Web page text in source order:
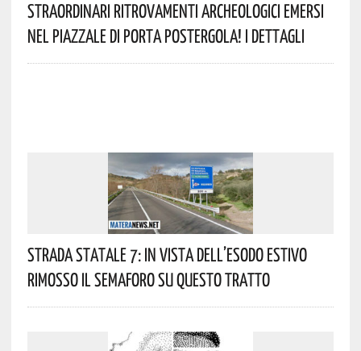
Straordinari Ritrovamenti Archeologici Emersi
Nel Piazzale Di Porta Postergola! I Dettagli
Strada Statale 7: In Vista Dell’esodo Estivo
Rimosso Il Semaforo Su Questo Tratto